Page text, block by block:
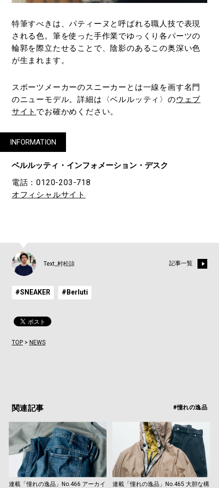
特筆すべきは、パティーヌと呼ばれる職人技で表現
される色。筆を使った手作業でゆっくり各パーツの
輪郭を際立たせることで、陰影のあるこの奥深い色
が生まれます。
スポーツメーカーのスニーカーとは一線を画す名門
のニューモデル。詳細は〈ベルルッティ〉のウェブ
サイト でお確かめください。
INFORMATION
ベルルッティ・インフォメーション・デスク
電話：0120-203-718
オフィシャルサイト
Text_村松諒 記事一覧
#SNEAKER #Berluti
TOP> NEWS
関連記事 #憧れの逸品
連載「憧れの逸品」No.466 アーカイ
連載「憧れの逸品」No.465 大胆な構